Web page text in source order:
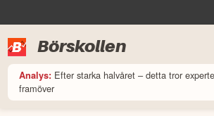
Börskollen
Analys: Efter starka halvåret – detta tror
framöver